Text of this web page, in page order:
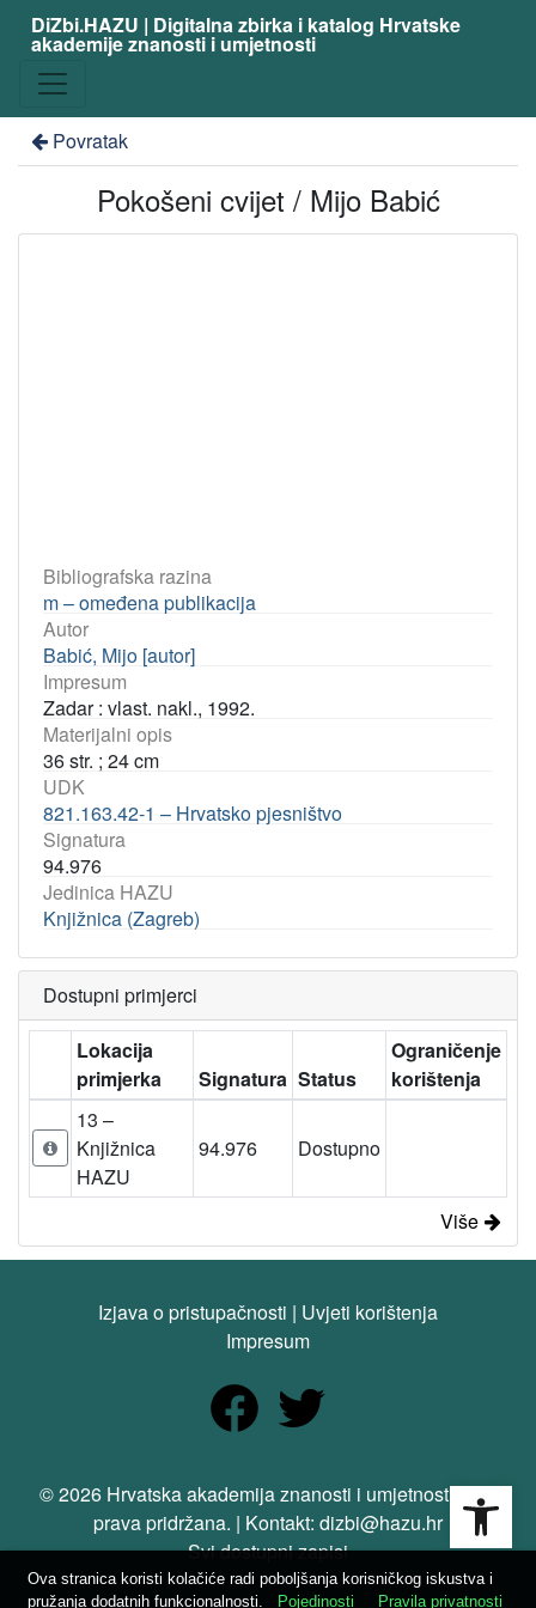
DiZbi.HAZU | Digitalna zbirka i katalog Hrvatske
akademije znanosti i umjetnosti
Povratak
Pokošeni cvijet / Mijo Babić
Bibliografska razina
m – omeđena publikacija
Autor
Babić, Mijo [autor]
Impresum
Zadar : vlast. nakl., 1992.
Materijalni opis
36 str. ; 24 cm
UDK
821.163.42-1 – Hrvatsko pjesništvo
Signatura
94.976
Jedinica HAZU
Knjižnica (Zagreb)
Dostupni primjerci
Lokacija
primjerka
Signatura Status
Ograničenje
korištenja
13 –
Knjižnica
HAZU
94.976 Dostupno
Više
Izjava o pristupačnosti | Uvjeti korištenja
Impresum
© 2026 Hrvatska akademija znanosti i umjetnosti. Sva
prava pridržana. | Kontakt: dizbi@hazu.hr
Svi dostupni zapisi
Ova stranica koristi kolačiće radi poboljšanja korisničkog iskustva i
pružanja dodatnih funkcionalnosti.
Pojedinosti Pravila privatnosti